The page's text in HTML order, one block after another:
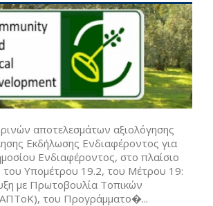
αποτελεσμάτων αξιολόγησης
Εκδήλωσης Ενδιαφέροντος για
Ενδιαφέροντος, στο πλαίσιο
του Υπομέτρου 19.2, του Μέτρου 19:
με Πρωτοβουλία Τοπικών
του Προγράμματο�...